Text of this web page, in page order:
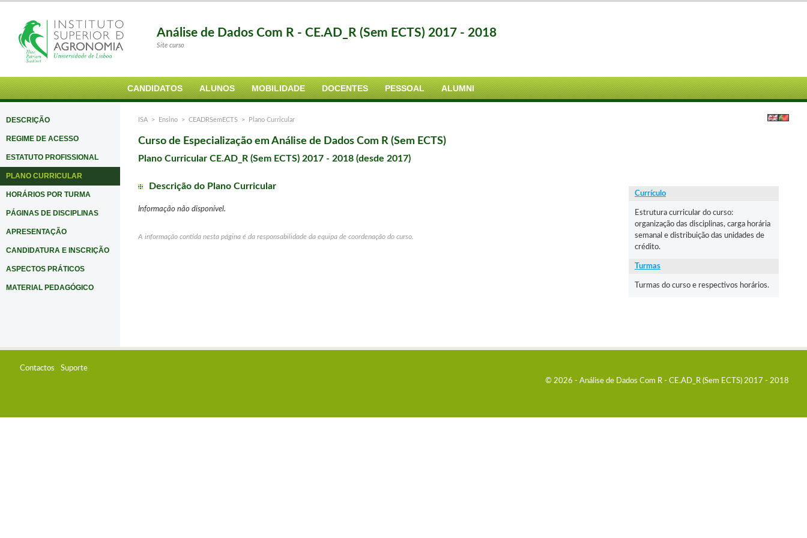
Análise de Dados Com R - CE.AD_R (Sem ECTS) 2017 - 2018
Site curso
CANDIDATOS ALUNOS MOBILIDADE DOCENTES PESSOAL ALUMNI
DESCRIÇÃO
REGIME DE ACESSO
ESTATUTO PROFISSIONAL
PLANO CURRICULAR
HORÁRIOS POR TURMA
PÁGINAS DE DISCIPLINAS
APRESENTAÇÃO
CANDIDATURA E INSCRIÇÃO
ASPECTOS PRÁTICOS
MATERIAL PEDAGÓGICO
ISA > Ensino > CEADRSemECTS > Plano Curricular
Curso de Especialização em Análise de Dados Com R (Sem ECTS)
Plano Curricular CE.AD_R (Sem ECTS) 2017 - 2018 (desde 2017)
Currículo
Estrutura curricular do curso:
organização das disciplinas, carga horária
semanal e distribuição das unidades de
crédito.
Turmas
Turmas do curso e respectivos horários.
Descrição do Plano Curricular
Informação não disponível.
A informação contida nesta página é da responsabilidade da equipa de coordenação do curso.
Contactos
Suporte
© 2026 - Análise de Dados Com R - CE.AD_R (Sem ECTS) 2017 - 2018